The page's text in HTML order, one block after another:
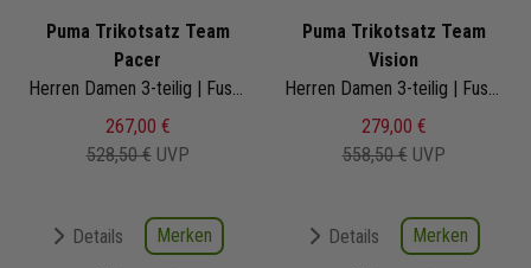
Puma Trikotsatz Team
Pacer
Herren Damen 3-teilig | Fussball Trikot Fussballshort Core Sockenstutzen | Fussball Trikot Set
267,00 €
528,50 € UVP
Details Merken
Puma Trikotsatz Team
Vision
Herren Damen 3-teilig | Fussball Trikot Fussballshort Core Sockenstutzen | 704921-02 | Fussball Trikot Set
279,00 €
558,50 € UVP
Details Merken